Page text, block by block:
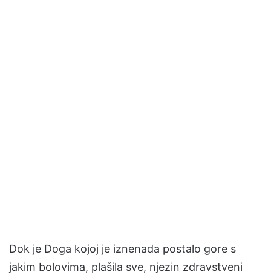
Dok je Doga kojoj je iznenada postalo gore s
jakim bolovima, plašila sve, njezin zdravstveni